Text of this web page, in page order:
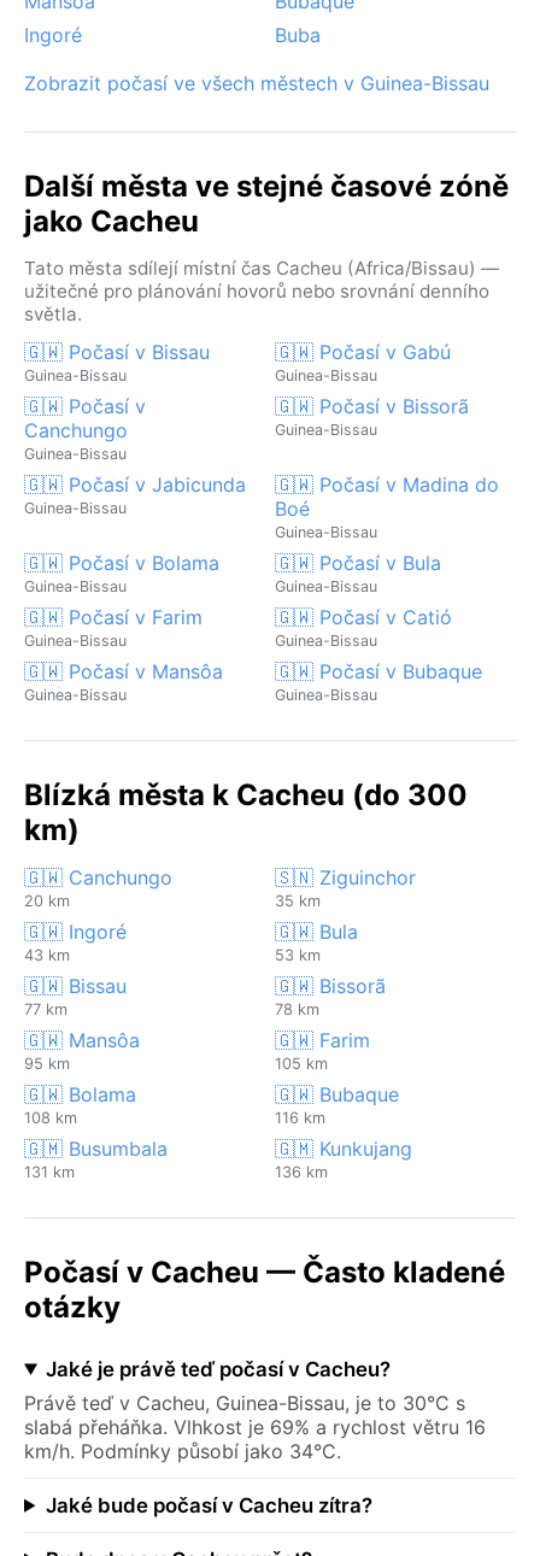
Ingoré
Buba
Zobrazit počasí ve všech městech v Guinea-Bissau
Další města ve stejné časové zóně
jako Cacheu
Tato města sdílejí místní čas Cacheu (Africa/Bissau) —
užitečné pro plánování hovorů nebo srovnání denního
světla.
🇬🇼 Počasí v Bissau
Guinea-Bissau
🇬🇼 Počasí v Gabú
Guinea-Bissau
🇬🇼 Počasí v
Canchungo
Guinea-Bissau
🇬🇼 Počasí v Bissorã
Guinea-Bissau
🇬🇼 Počasí v Jabicunda
Guinea-Bissau
🇬🇼 Počasí v Madina do
Boé
Guinea-Bissau
🇬🇼 Počasí v Bolama
Guinea-Bissau
🇬🇼 Počasí v Bula
Guinea-Bissau
🇬🇼 Počasí v Farim
Guinea-Bissau
🇬🇼 Počasí v Catió
Guinea-Bissau
🇬🇼 Počasí v Mansôa
Guinea-Bissau
🇬🇼 Počasí v Bubaque
Guinea-Bissau
Blízká města k Cacheu (do 300
km)
🇬🇼 Canchungo
20 km
🇸🇳 Ziguinchor
35 km
🇬🇼 Ingoré
43 km
🇬🇼 Bula
53 km
🇬🇼 Bissau
77 km
🇬🇼 Bissorã
78 km
🇬🇼 Mansôa
95 km
🇬🇼 Farim
105 km
🇬🇼 Bolama
108 km
🇬🇼 Bubaque
116 km
🇬🇲 Busumbala
131 km
🇬🇲 Kunkujang
136 km
Počasí v Cacheu — Často kladené
otázky
Jaké je právě teď počasí v Cacheu?
Právě teď v Cacheu, Guinea-Bissau, je to 30°C s
slabá přeháňka. Vlhkost je 69% a rychlost větru 16
km/h. Podmínky působí jako 34°C.
Jaké bude počasí v Cacheu zítra?